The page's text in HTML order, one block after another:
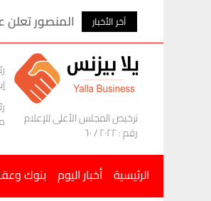
آخر الأخبار المنصور تعلن
ترخيص المجلس الأعلى للإعلام
رقم : ٢٠٢٢ / ٦٠
الرئيسية أخبار اليوم بنوك